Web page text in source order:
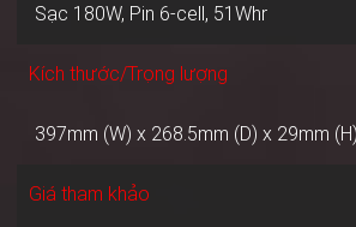
Sạc 180W, Pin 6-cell, 51Whr
Kích thước/Trọng lượng
397mm (W) x 268.5mm (D) x 29mm
Giá tham khảo